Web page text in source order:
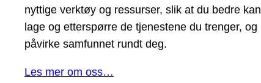
nyttige verktøy og ressurser, slik at du bedre kan
lage og etterspørre de tjenestene du trenger, og
påvirke samfunnet rundt deg.
Les mer om oss…